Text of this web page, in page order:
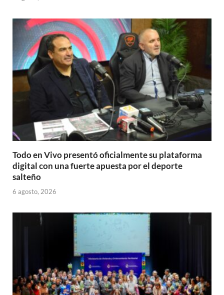
Todo en Vivo presentó oficialmente su plataforma
digital con una fuerte apuesta por el deporte
salteño
6 agosto, 2026